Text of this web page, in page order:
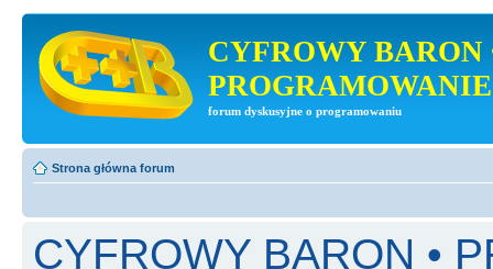
CYFROWY BARON
PROGRAMOWANIE
forum dyskusyjne o programowaniu
Strona główna forum
CYFROWY BARON •